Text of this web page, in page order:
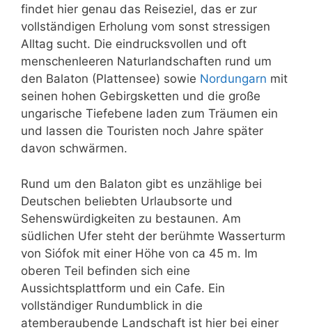
findet hier genau das Reiseziel, das er zur
vollständigen Erholung vom sonst stressigen
Alltag sucht. Die eindrucksvollen und oft
menschenleeren Naturlandschaften rund um
den Balaton (Plattensee) sowie Nordungarn mit
seinen hohen Gebirgsketten und die große
ungarische Tiefebene laden zum Träumen ein
und lassen die Touristen noch Jahre später
davon schwärmen.
Rund um den Balaton gibt es unzählige bei
Deutschen beliebten Urlaubsorte und
Sehenswürdigkeiten zu bestaunen. Am
südlichen Ufer steht der berühmte Wasserturm
von Siófok mit einer Höhe von ca 45 m. Im
oberen Teil befinden sich eine
Aussichtsplattform und ein Cafe. Ein
vollständiger Rundumblick in die
atemberaubende Landschaft ist hier bei einer